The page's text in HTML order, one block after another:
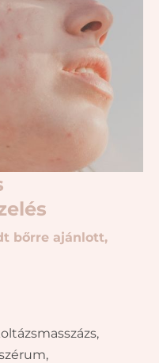
bőrre ajánlott,